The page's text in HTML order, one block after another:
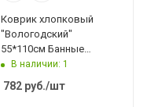
Коврик хлопковый
"Вологодский"
55*110см Банные
штучки
В наличии: 1
782руб./шт